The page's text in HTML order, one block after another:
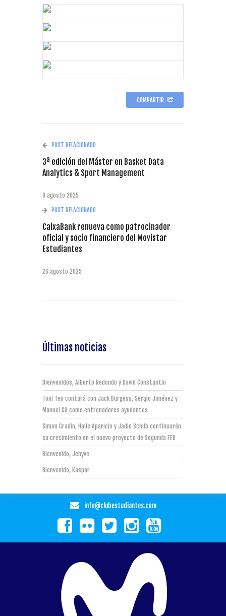
COMPARTIR
POST RELACIONADO
3ª edición del Máster en Basket Data
Analytics & Sport Management
8 agosto 2025
POST RELACIONADO
CaixaBank renueva como patrocinador
oficial y socio financiero del Movistar
Estudiantes
26 agosto 2025
Últimas noticias
Bienvenidos, Alberto Redondo y David Constantin
Toni Ten contará con Jack Burgess, Sergio Jiménez y
Manuel Gil como entrenadores ayudantes
Simon Gradin, Haile Aparicio y Jadin Schilb continuarán
su crecimiento en el nuevo proyecto de Segunda FEB
Bienvenido, Jehyve
Bienvenido, Kaspar
info@clubestudiantes.com